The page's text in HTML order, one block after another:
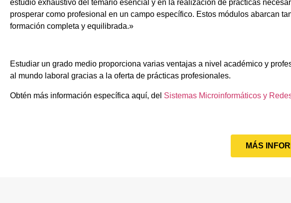
estudio exhaustivo del temario esencial y en la realización de prácticas
prosperar como profesional en un campo específico. Estos módulos abarcan
formación completa y equilibrada.»
Estudiar un grado medio proporciona varias ventajas a nivel académico y
al mundo laboral gracias a la oferta de prácticas profesionales.
Obtén más información específica aquí, del Sistemas Microinformáticos y
MÁS